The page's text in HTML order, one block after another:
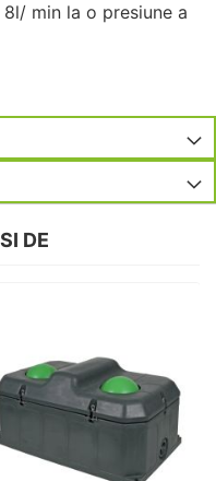
min la o presiune a
DE